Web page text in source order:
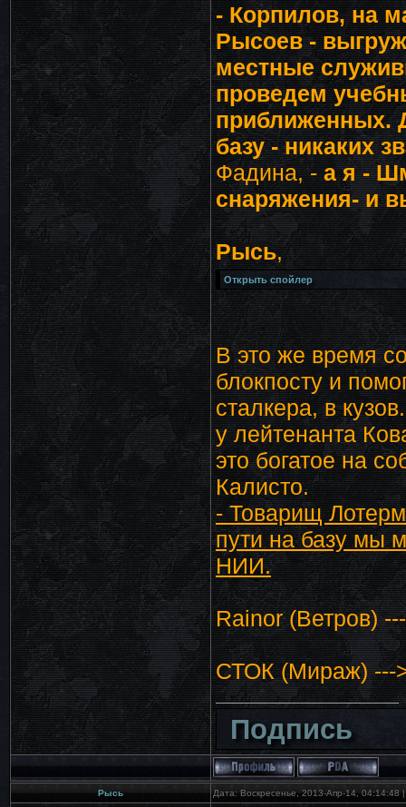
- Корпилов, на
Рысоев -
местные
проведем
приближенных.
базу - никаких
Фадина, -а я -
снаряжения- и
Рысь,
В это же время
блокпосту и
сталкера, в
у лейтенанта
это богатое на
Калисто.
- Товарищ
пути на базу мы
НИИ.
Rainor (Ветров)
СТОК (Мираж) ---
Подпись
Рысь Дата: Воскресенье, 2013-Апр-14,